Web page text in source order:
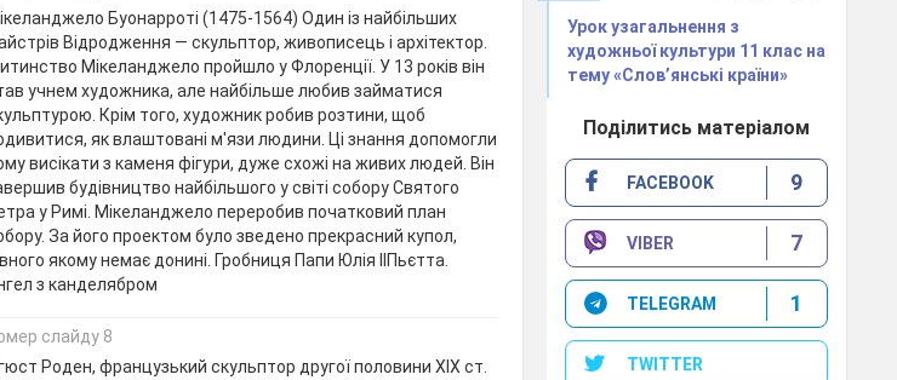
Буонарроті (1475-1564) Один із найбільших
Відродження — скульптор, живописець і архітектор.
Мікеланджело пройшло у Флоренції. У 13 років він
учнем художника, але найбільше любив займатися
Крім того, художник робив розтини, щоб
як влаштовані м'язи людини. Ці знання допомогли
висікати з каменя фігури, дуже схожі на живих людей. Він
будівництво найбільшого у світі собору Святого
у Римі. Мікеланджело переробив початковий план
За його проектом було зведено прекрасний купол,
якому немає донині. Гробниця Папи Юлія ІІПьєтта.
з канделябром
слайду 8
Роден, французький скульптор другої половини XIX ст.
Урок узагальнення з
художньої культури 11 клас на
тему «Слов’янські країни»
Поділитись матеріалом
FACEBOOK 9
VIBER 7
TELEGRAM 1
TWITTER